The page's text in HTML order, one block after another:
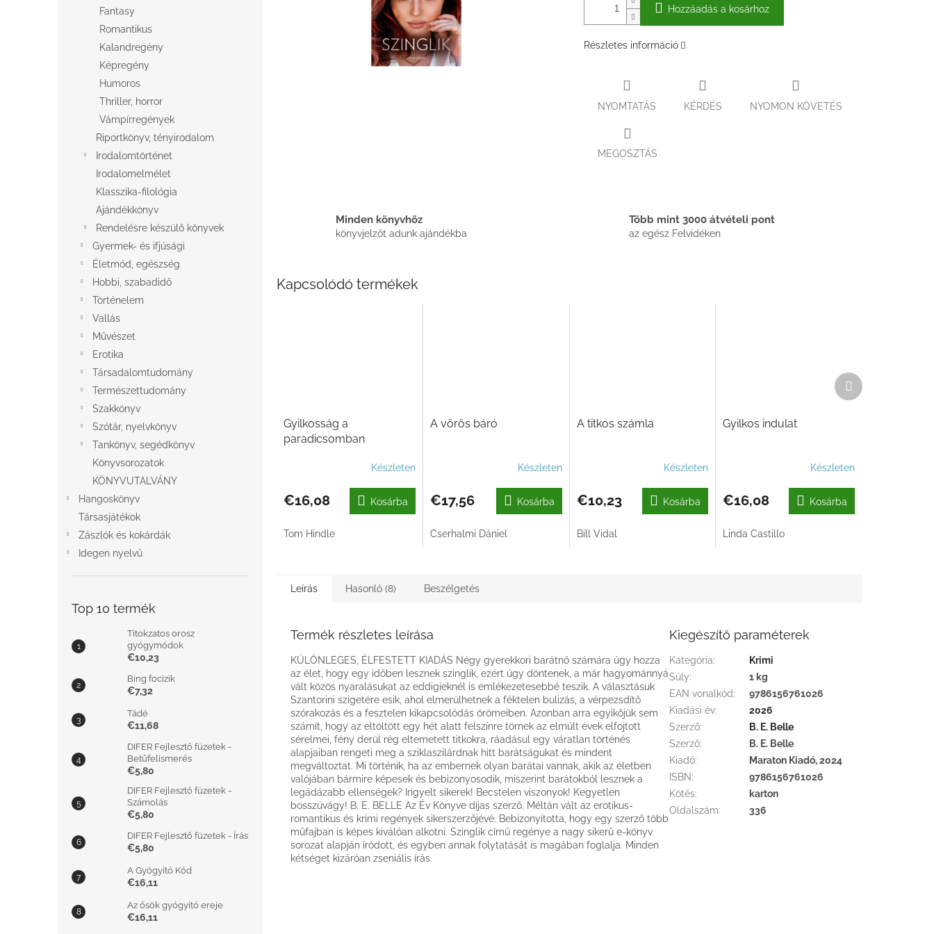
Fantasy
Romantikus
Kalandregény
Képregény
Humoros
Thriller, horror
Vámpírregények
Riportkönyv, tényirodalom
Irodalomtörténet
Irodalomelmélet
Klasszika-filológia
Ajándékkönyv
Rendelésre készülő könyvek
Gyermek- és ifjúsági
Életmód, egészség
Hobbi, szabadidő
Történelem
Vallás
Művészet
Erotika
Társadalomtudomány
Természettudomány
Szakkönyv
Szótár, nyelvkönyv
Tankönyv, segédkönyv
Könyvsorozatok
KÖNYVUTALVÁNY
Hangoskönyv
Társasjátékok
Zászlók és kokárdák
Idegen nyelvű
Top 10 termék
Titokzatos orosz
gyógymódok
€10,23
Bing focizik
€7,32
Tádé
€11,68
DIFER Fejlesztő füzetek -
Betűfelismerés
€5,80
DIFER Fejlesztő füzetek -
Számolás
€5,80
DIFER Fejlesztő füzetek - Írás
€5,80
A Gyógyító Kód
€16,11
Az ősök gyógyító ereje
€16,11
Hozzáadás a kosárhoz
Részletes információ
NYOMTATÁS KÉRDÉS NYOMON KÖVETÉS
MEGOSZTÁS
Minden könyvhöz
könyvjelzőt adunk ajándékba
Több mint 3000 átvételi pont
az egész Felvidéken
Kapcsolódó termékek
Gyilkosság a
paradicsomban
Készleten
€16,08 Kosárba
Tom Hindle
A vörös báró
Készleten
€17,56 Kosárba
Cserhalmi Dániel
A titkos számla
Készleten
€10,23 Kosárba
Bill Vidal
Gyilkos indulat
Készleten
€16,08 Kosárba
Linda Castillo
Következő
termék
Leírás Hasonló (8) Beszélgetés
Termék részletes leírása
KÜLÖNLEGES, ÉLFESTETT KIADÁS Négy gyerekkori barátnő számára úgy hozza
az élet, hogy egy időben lesznek szinglik, ezért úgy döntenek, a már hagyománnyá
vált közös nyaralásukat az eddigieknél is emlékezetesebbé teszik. A választásuk
Szantorini szigetére esik, ahol elmerülhetnek a féktelen bulizás, a vérpezsdítő
szórakozás és a fesztelen kikapcsolódás örömeiben. Azonban arra egyikőjük sem
számít, hogy az eltöltött egy hét alatt felszínre törnek az elmúlt évek elfojtott
sérelmei, fény derül rég eltemetett titkokra, ráadásul egy váratlan történés
alapjaiban rengeti meg a sziklaszilárdnak hitt barátságukat és mindent
megváltoztat. Mi történik, ha az embernek olyan barátai vannak, akik az életben
valójában bármire képesek és bebizonyosodik, miszerint barátokból lesznek a
legádázabb ellenségek? Irigyelt sikerek! Becstelen viszonyok! Kegyetlen
bosszúvágy! B. E. BELLE Az Év Könyve díjas szerző. Méltán vált az erotikus-
romantikus és krimi regények sikerszerzőjévé. Bebizonyította, hogy egy szerző több
műfajban is képes kiválóan alkotni. Szinglik című regénye a nagy sikerű e-könyv
sorozat alapján íródott, és egyben annak folytatását is magában foglalja. Minden
kétséget kizáróan zseniális írás.
Kiegészítő paraméterek
Kategória:
Krimi
Súly:
1 kg
EAN vonalkód:
9786156761026
Kiadási év:
2026
Szerző:
B. E. Belle
Szerző:
B. E. Belle
Kiadó:
Maraton Kiadó, 2024
ISBN:
9786156761026
Kötés:
karton
Oldalszám: 336